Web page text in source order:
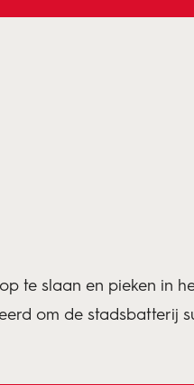
te slaan en pieken in
om de stadsbatterij